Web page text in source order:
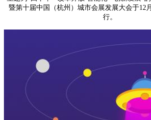
暨第十届中国（杭州）城市会展发展大会于12
行。